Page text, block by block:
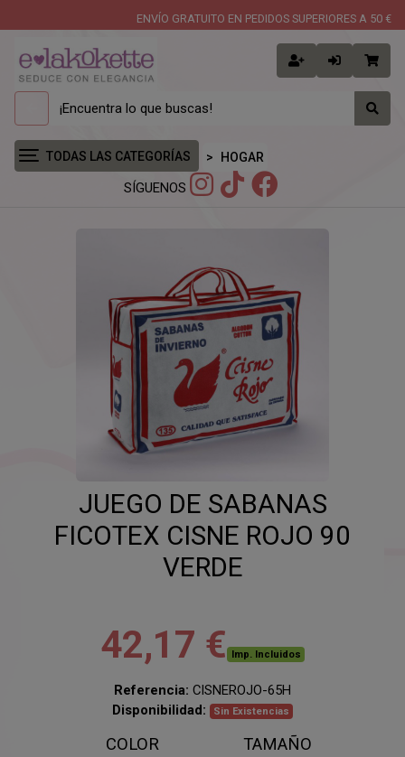
ENVÍO GRATUITO EN PEDIDOS SUPERIORES A 50 €
TODAS LAS CATEGORÍAS HOGAR
SÍGUENOS
JUEGO DE SABANAS
FICOTEX CISNE ROJO 90
VERDE
42,17 € Imp. Incluidos
Referencia: CISNEROJO-65H
Disponibilidad:
Sin Existencias
COLOR TAMAÑO